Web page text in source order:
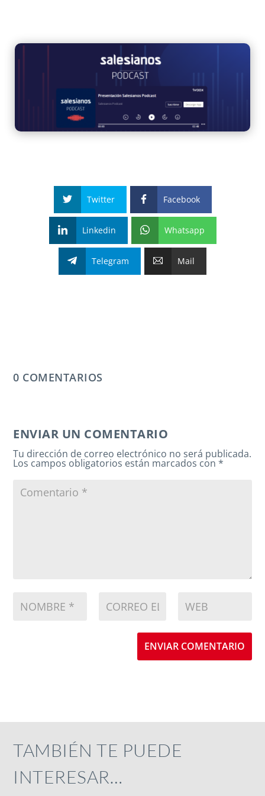
Twitter Facebook
Linkedin Whatsapp
Telegram Mail
0 COMENTARIOS
ENVIAR UN COMENTARIO
Tu dirección de correo electrónico no será publicada.
Los campos obligatorios están marcados con*
ENVIAR COMENTARIO
TAMBIÉN TE PUEDE
INTERESAR…